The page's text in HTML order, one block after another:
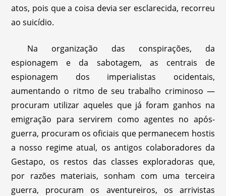
atos, pois que a coisa devia ser esclarecida, recorreu
ao suicídio.
Na organização das conspirações, da
espionagem e da sabotagem, as centrais de
espionagem dos imperialistas ocidentais,
aumentando o ritmo de seu trabalho criminoso —
procuram utilizar aqueles que já foram ganhos na
emigração para servirem como agentes no após-
guerra, procuram os oficiais que permanecem hostis
a nosso regime atual, os antigos colaboradores da
Gestapo, os restos das classes exploradoras que,
por razões materiais, sonham com uma terceira
guerra, procuram os aventureiros, os arrivistas